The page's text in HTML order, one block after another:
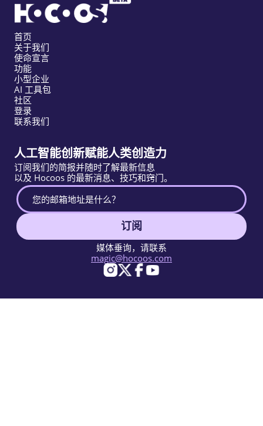
首页
关于我们
使命宣言
功能
小型企业
AI 工具包
社区
登录
联系我们
人工智能创新赋能人类创造力
订阅我们的简报并随时了解最新信息
以及 Hocoos 的最新消息、技巧和窍门。
订阅
媒体垂询，请联系
magic@hocoos.com